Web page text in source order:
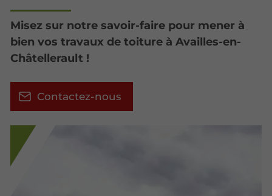
Misez sur notre savoir-faire pour mener à
bien vos travaux de toiture à Availles-en-
Châtellerault !
Contactez-nous